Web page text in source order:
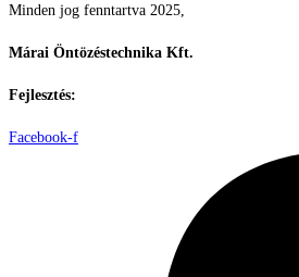
Minden jog fenntartva 2025,
Márai Öntözéstechnika Kft.
Fejlesztés:
Facebook-f